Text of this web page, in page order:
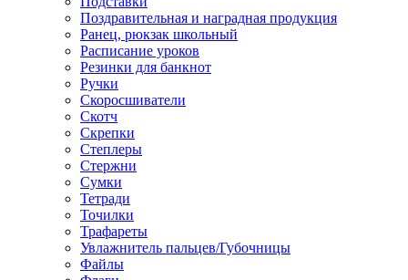
Поздравительная и наградная продукция
Ранец, рюкзак школьный
Расписание уроков
Резинки для банкнот
Ручки
Скоросшиватели
Скотч
Скрепки
Степлеры
Стержни
Сумки
Тетради
Точилки
Трафареты
Увлажнитель пальцев/Губочницы
Файлы